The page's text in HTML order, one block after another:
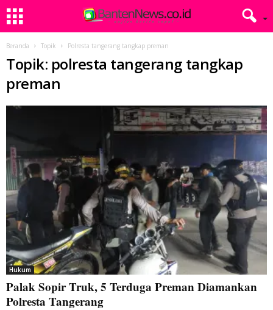
Beranda Topik Polresta tangerang tangkap preman
Topik: polresta tangerang tangkap
preman
Hukum
Palak Sopir Truk, 5 Terduga Preman Diamankan
Polresta Tangerang